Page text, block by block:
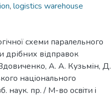
, logistics warehouse
схеми паралельного
дрібних відправок
А. А. Кузьмін, Д.
нацiонального
наук. пр. / М-во освiти i